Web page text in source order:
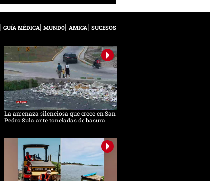
GUÍA MÉDICA MUNDO AMIGA SUCESOS
La amenaza silenciosa que crece en San
Pedro Sula ante toneladas de basura